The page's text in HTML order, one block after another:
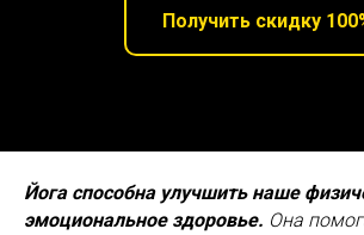
Получить скидку
Йога способна улучшить наше
эмоциональное здоровье. Она